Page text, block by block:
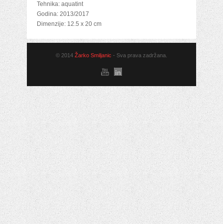
Tehnika: aquatint
Godina: 2013/2017
Dimenzije: 12.5 x 20 cm
© 2014 Žarko Smiljanic - Sva prava zadržana.